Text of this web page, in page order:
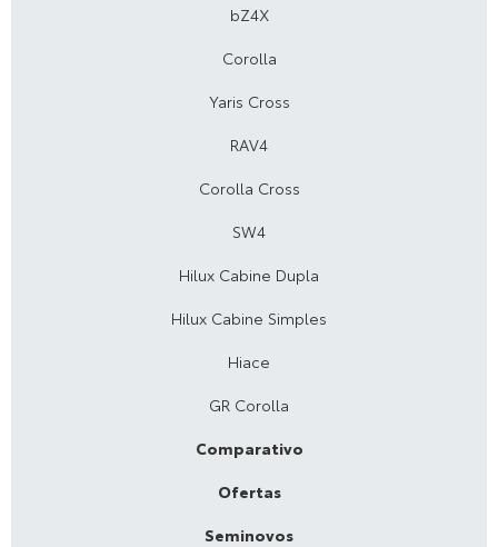
bZ4X
Corolla
Yaris Cross
RAV4
Corolla Cross
SW4
Hilux Cabine Dupla
Hilux Cabine Simples
Hiace
GR Corolla
Comparativo
Ofertas
Seminovos